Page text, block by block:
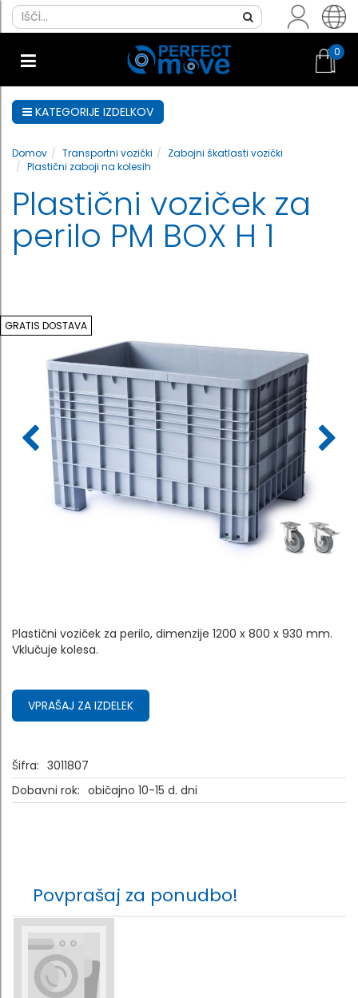
0
KATEGORIJE IZDELKOV
Domov Transportni vozički
Zabojni škatlasti vozički
Plastični zaboji na kolesih
Plastični voziček za
perilo PM BOX H 1
GRATIS DOSTAVA
Plastični voziček za perilo, dimenzije 1200 x 800 x 930 mm.
Vklučuje kolesa.
VPRAŠAJ ZA IZDELEK
Šifra: 3011807
Dobavni rok: običajno 10-15 d. dni
Povprašaj za ponudbo!